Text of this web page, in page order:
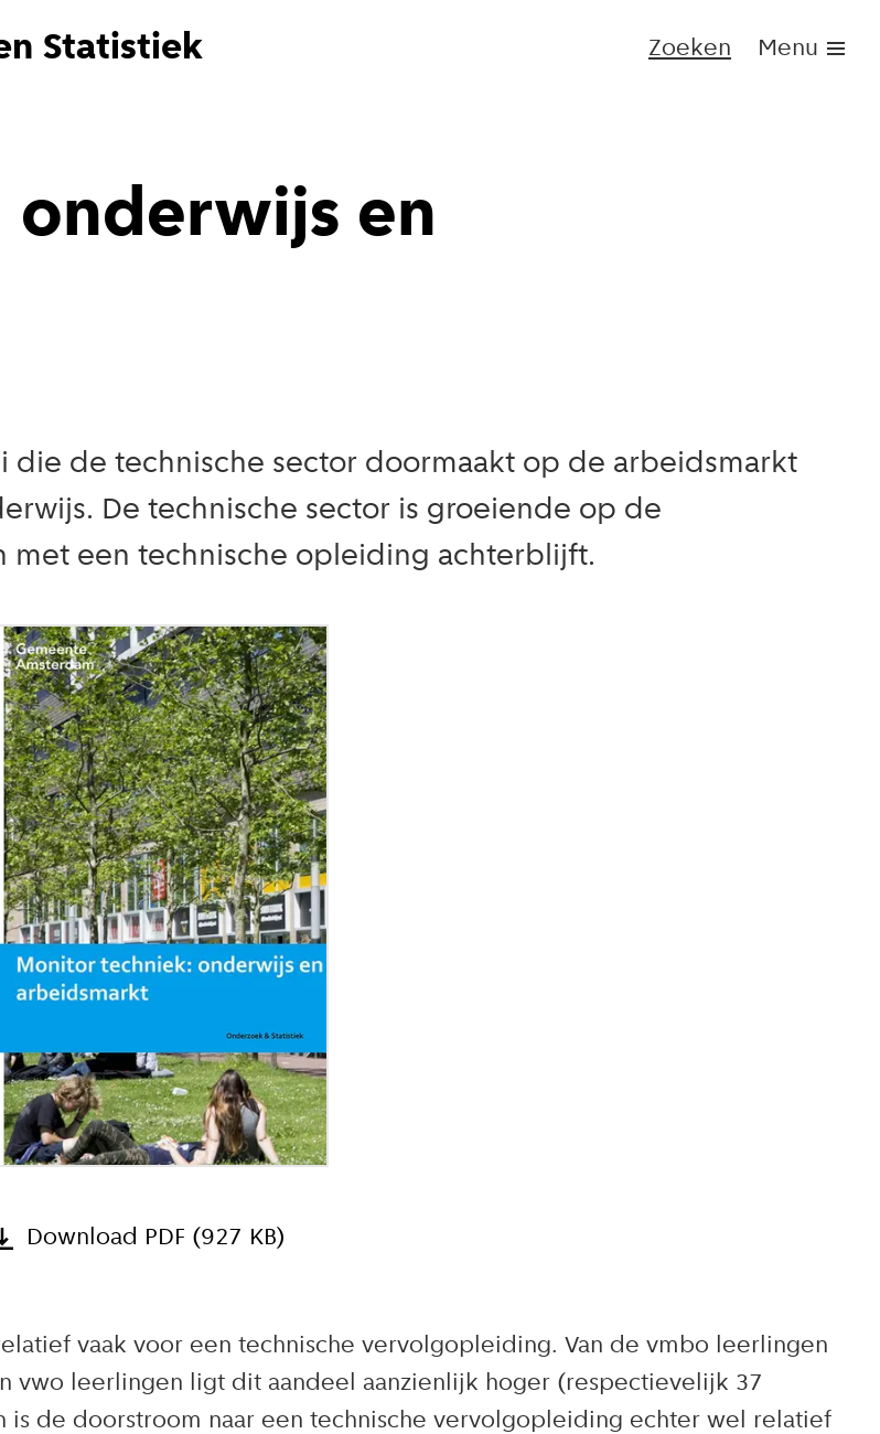
Statistiek Zoeken Menu
en
die de technische sector doormaakt op de arbeidsmarkt
De technische sector is groeiende op de
met een technische opleiding achterblijft.
Download PDF (927 KB)
vaak voor een technische vervolgopleiding. Van de vmbo leerlingen
vwo leerlingen ligt dit aandeel aanzienlijk hoger (respectievelijk 37
de doorstroom naar een technische vervolgopleiding echter wel relatief